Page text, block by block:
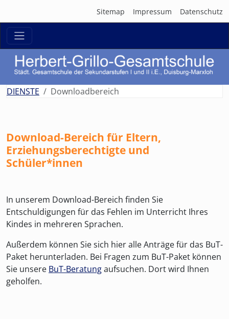
Sitemap Impressum Datenschutz
zurück
DIENSTE
Downloadbereich
Download-Bereich für Eltern,
Erziehungsberechtigte und
Schüler*innen
In unserem Download-Bereich finden Sie
Entschuldigungen für das Fehlen im Unterricht Ihres
Kindes in mehreren Sprachen.
Außerdem können Sie sich hier alle Anträge für das BuT-
Paket herunterladen. Bei Fragen zum BuT-Paket können
Sie unsere BuT-Beratungaufsuchen. Dort wird Ihnen
geholfen.